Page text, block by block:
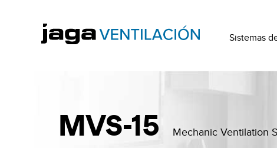
Sistemas
MVS-15 Mechanic Ventilation